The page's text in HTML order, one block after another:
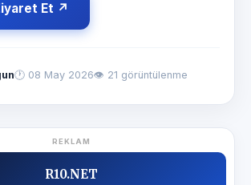
Et ↗
🕐 08 May 2026👁 21 görüntülenme
REKLAM
R10.NET